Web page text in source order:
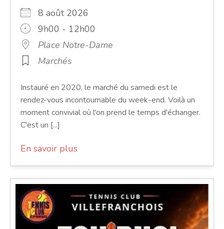
8 août 2026
9h00 - 12h00
Place Notre-Dame
Marchés
Instauré en 2020, le marché du samedi est le
rendez-vous incontournable du week-end. Voilà un
moment convivial où l'on prend le temps d'échanger.
C'est un [...]
En savoir plus